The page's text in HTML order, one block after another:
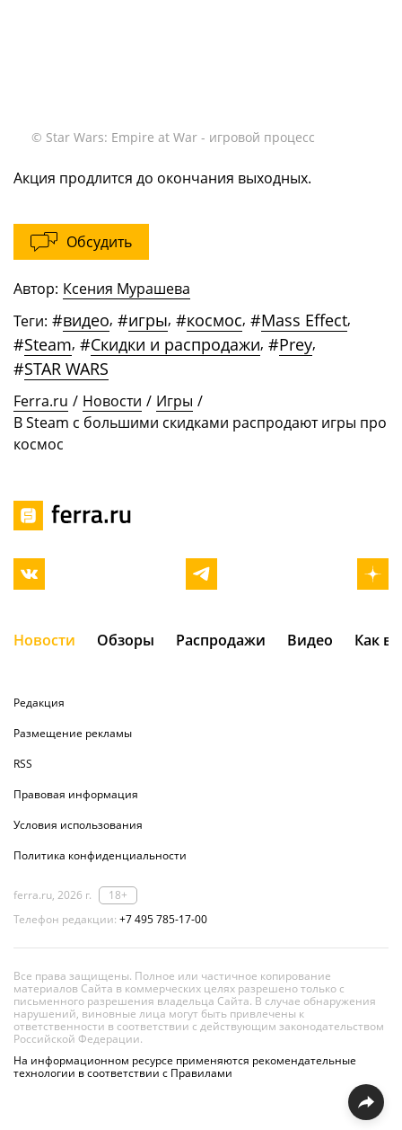
© Star Wars: Empire at War - игровой процесс
Акция продлится до окончания выходных.
Обсудить
Автор: Ксения Мурашева
Теги: #видео, #игры, #космос, #Mass Effect,
#Steam, #Скидки и распродажи, #Prey,
#STAR WARS
Ferra.ru / Новости / Игры /
В Steam с большими скидками распродают игры про
космос
Новости Обзоры Распродажи Видео Как
Редакция
Размещение рекламы
RSS
Правовая информация
Условия использования
Политика конфиденциальности
ferra.ru, 2026 г.
18+
Телефон редакции: +7 495 785-17-00
Все права защищены. Полное или частичное копирование
материалов Сайта в коммерческих целях разрешено только с
письменного разрешения владельца Сайта. В случае обнаружения
нарушений, виновные лица могут быть привлечены к
ответственности в соответствии с действующим законодательством
Российской Федерации.
На информационном ресурсе применяются рекомендательные
технологии в соответствии с Правилами